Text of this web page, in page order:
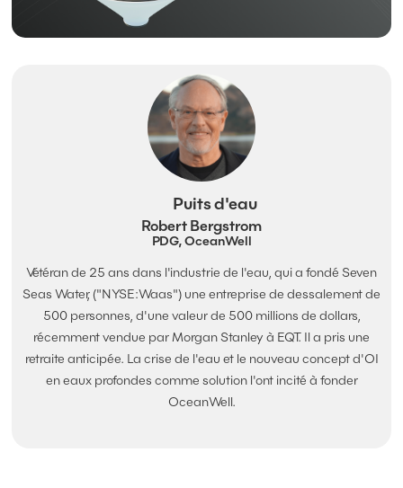
Puits d'eau
Robert Bergstrom
PDG, OceanWell
Vétéran de 25 ans dans l'industrie de l'eau, qui a fondé Seven
Seas Water, ("NYSE:Waas") une entreprise de dessalement de
500 personnes, d'une valeur de 500 millions de dollars,
récemment vendue par Morgan Stanley à EQT. Il a pris une
retraite anticipée. La crise de l'eau et le nouveau concept d'OI
en eaux profondes comme solution l'ont incité à fonder
OceanWell.